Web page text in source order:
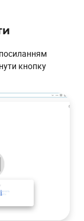
кнопку